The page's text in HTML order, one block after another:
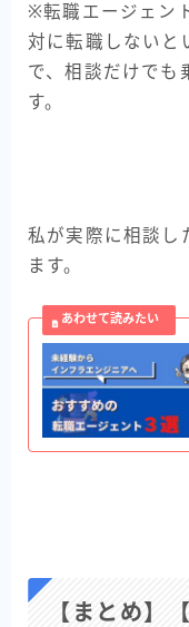
※転職エージェン
対に転職しないと
で、相談だけでも
す。
私が実際に相談し
ます。
【まとめ】